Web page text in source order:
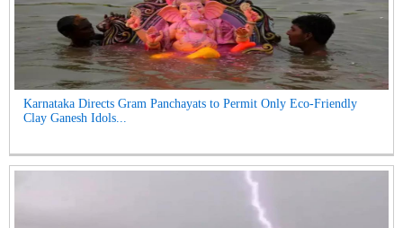
Karnataka Directs Gram Panchayats to Permit Only Eco-Friendly
Clay Ganesh Idols...